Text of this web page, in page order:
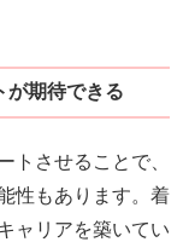
期待できる
トさせることで、
性もあります。着
ャリアを築いてい